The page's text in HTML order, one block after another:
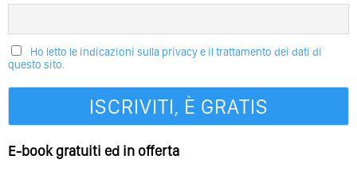
Ho letto le indicazioni sulla privacy e il trattamento dei dati di
questo sito.
E-book gratuiti ed in offerta